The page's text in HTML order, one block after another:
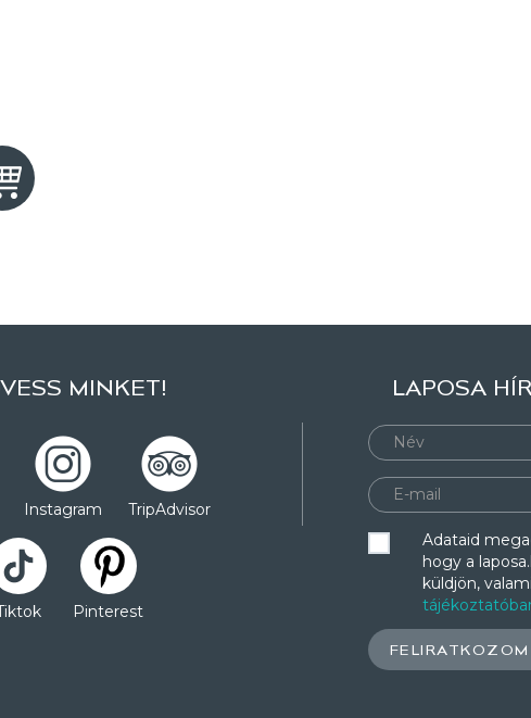
MINKET!
Instagram TripAdvisor
Pinterest
LAPOSA
Adataid
hogy a
küldjön,
FELIRATKOZOM